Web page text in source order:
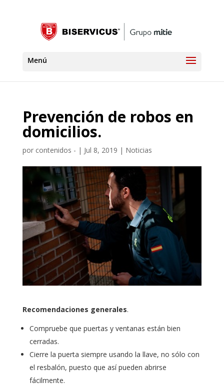
Prevención de robos en
domicilios.
por contenidos - | Jul 8, 2019 | Noticias
Recomendaciones generales.
Compruebe que puertas y ventanas están bien
cerradas.
Cierre la puerta siempre usando la llave, no sólo con
el resbalón, puesto que así pueden abrirse
fácilmente.